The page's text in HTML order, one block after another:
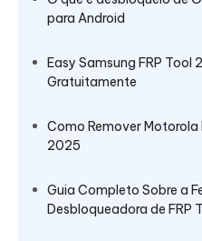
para Android
Easy Samsung FRP Tool
Gratuitamente
Como Remover Motorola
2025
Guia Completo Sobre a
Desbloqueadora de FRP